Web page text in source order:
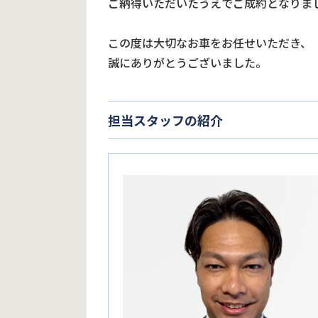
この度は大切なお車をお任せいただき、
誠にありがとうございました。
担当スタッフの紹介